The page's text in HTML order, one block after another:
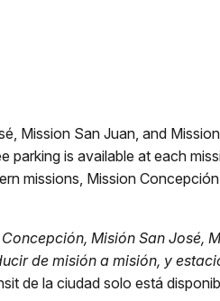
Mission San Juan, and
parking is available at each
missions, Mission
Misión San José,
de misión a misión, y
de la ciudad solo está